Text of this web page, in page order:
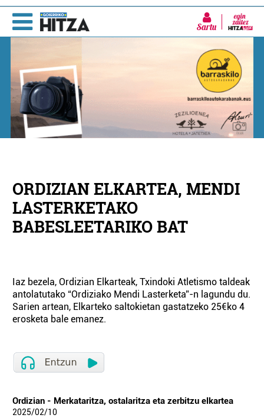
Sartu
ORDIZIAN ELKARTEA, MENDI
LASTERKETAKO
BABESLEETARIKO BAT
Iaz bezela, Ordizian Elkarteak, Txindoki Atletismo taldeak
antolatutako “Ordiziako Mendi Lasterketa”-n lagundu du.
Sarien artean, Elkarteko saltokietan gastatzeko 25€ko 4
erosketa bale emanez.
Ordizian - Merkataritza, ostalaritza eta zerbitzu elkartea
2025/02/10